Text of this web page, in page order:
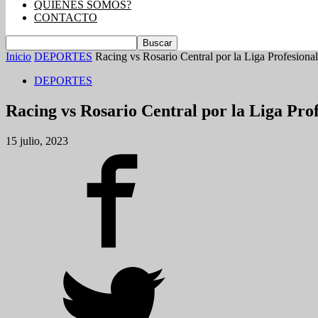
QUIENES SOMOS?
CONTACTO
Inicio DEPORTES Racing vs Rosario Central por la Liga Profesional
DEPORTES
Racing vs Rosario Central por la Liga
15 julio, 2023